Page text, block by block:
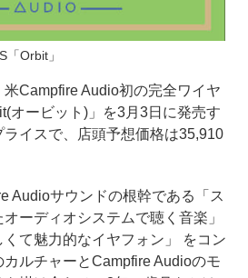
Orbit」
米Campfire Audio初の完全ワイヤ
オービット)」を3月3日に発売す
イスで、店頭予想価格は35,910
Audioサウンドの根幹である「ス
ーディオシステムで聴く音楽」
て魅力的なイヤフォン」 をコン
ルチャーとCampfire Audioのモ